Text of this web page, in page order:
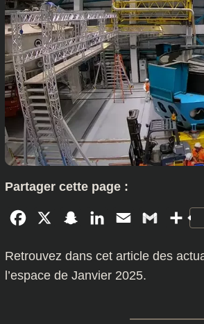
Partager cette page :
Facebook SnapchatLinkedInEmail Gmail
Retrouvez dans cet article des
l’espace de Janvier 2025.